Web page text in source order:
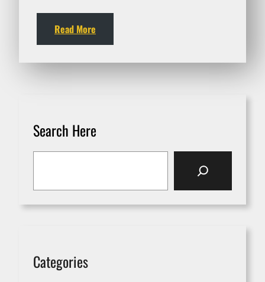
Read More
Search Here
a
Categories